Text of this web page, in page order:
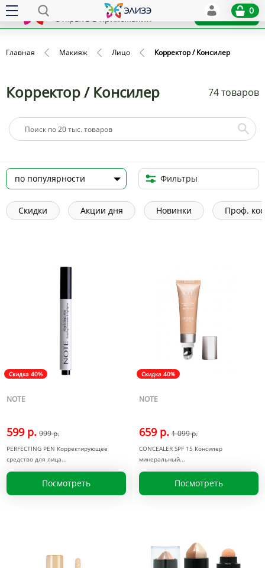
x
Открыть в приложении
Установить
0
Главная Макияж Лицо Корректор / Консилер
Корректор / Консилер 74 товаров
Фильтры
Скидки Акции дня Новинки Проф.
Скидка 40%
NOTE
599 р. 999 р.
PERFECTING PEN Корректирующее
средство для лица
Посмотреть
Скидка 40%
NOTE
659 р. 1 099 р.
CONCEALER SPF 15 Консилер
минеральный
Посмотреть